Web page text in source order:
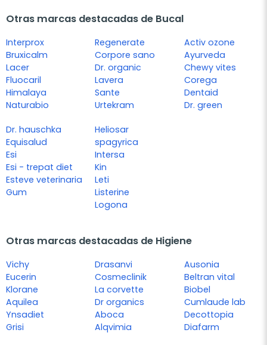
Otras marcas destacadas de Bucal
Interprox
Bruxicalm
Lacer
Fluocaril
Himalaya
Naturabio
Regenerate
Corpore sano
Dr. organic
Lavera
Sante
Urtekram
Activ ozone
Ayurveda
Chewy vites
Corega
Dentaid
Dr. green
Dr. hauschka
Equisalud
Esi
Esi - trepat diet
Esteve veterinaria
Gum
Heliosar
spagyrica
Intersa
Kin
Leti
Listerine
Logona
Otras marcas destacadas de Higiene
Vichy
Eucerin
Klorane
Aquilea
Ynsadiet
Grisi
Drasanvi
Cosmeclinik
La corvette
Dr organics
Aboca
Alqvimia
Ausonia
Beltran vital
Biobel
Cumlaude lab
Decottopia
Diafarm